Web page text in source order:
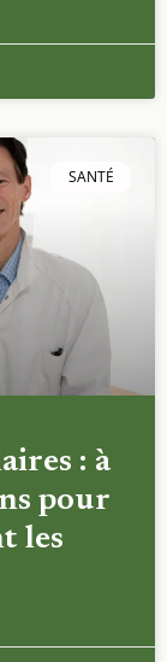
SANTÉ
: à
pour
les